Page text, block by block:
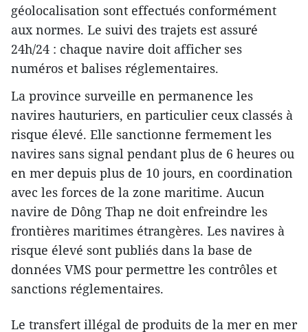
géolocalisation sont effectués conformément
aux normes. Le suivi des trajets est assuré
24h/24 : chaque navire doit afficher ses
numéros et balises réglementaires.
La province surveille en permanence les
navires hauturiers, en particulier ceux classés à
risque élevé. Elle sanctionne fermement les
navires sans signal pendant plus de 6 heures ou
en mer depuis plus de 10 jours, en coordination
avec les forces de la zone maritime. Aucun
navire de Dông Thap ne doit enfreindre les
frontières maritimes étrangères. Les navires à
risque élevé sont publiés dans la base de
données VMS pour permettre les contrôles et
sanctions réglementaires.
Le transfert illégal de produits de la mer en mer